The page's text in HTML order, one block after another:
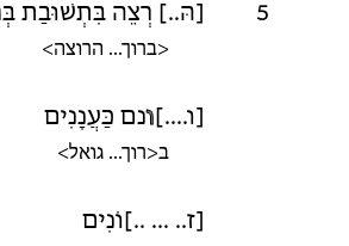
5 [הּ..] רְצֵה בִּתְשׁוּבַת
<ברוך... הרוצה>
[ו....]ונם כַּעֲנָנִים
ב<רוך... גואל>
[ז.. ... ..]וֹנִים